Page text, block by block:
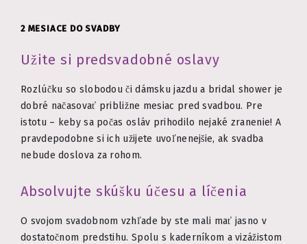
2 MESIACE DO SVADBY
Užite si predsvadobné oslavy
Rozlúčku so slobodou či dámsku jazdu a bridal shower je
dobré načasovať približne mesiac pred svadbou. Pre
istotu – keby sa počas osláv prihodilo nejaké zranenie! A
pravdepodobne si ich užijete uvoľnenejšie, ak svadba
nebude doslova za rohom.
Absolvujte skúšku účesu a líčenia
O svojom svadobnom vzhľade by ste mali mať jasno v
dostatočnom predstihu. Spolu s kaderníkom a vizážistom